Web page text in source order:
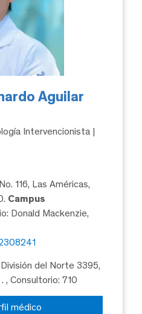
Aguilar
Intervencionista |
116, Las Américas,
Campus
Donald Mackenzie,
del Norte 3395,
., Consultorio: 710
médico